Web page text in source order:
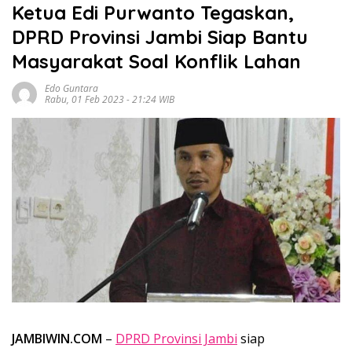
Ketua Edi Purwanto Tegaskan,
DPRD Provinsi Jambi Siap Bantu
Masyarakat Soal Konflik Lahan
Edo Guntara
Rabu, 01 Feb 2023 - 21:24 WIB
JAMBIWIN.COM – DPRD Provinsi Jambi siap